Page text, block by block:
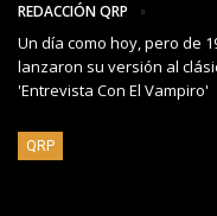
REDACCIÓN QRP
Un día como hoy, pero de
lanzaron su versión al
'Entrevista Con El Vampiro'
QRP